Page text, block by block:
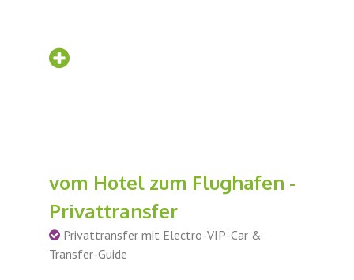
vom Hotel zum Flughafen -
Privattransfer
Privattransfer mit Electro-VIP-Car &
Transfer-Guide